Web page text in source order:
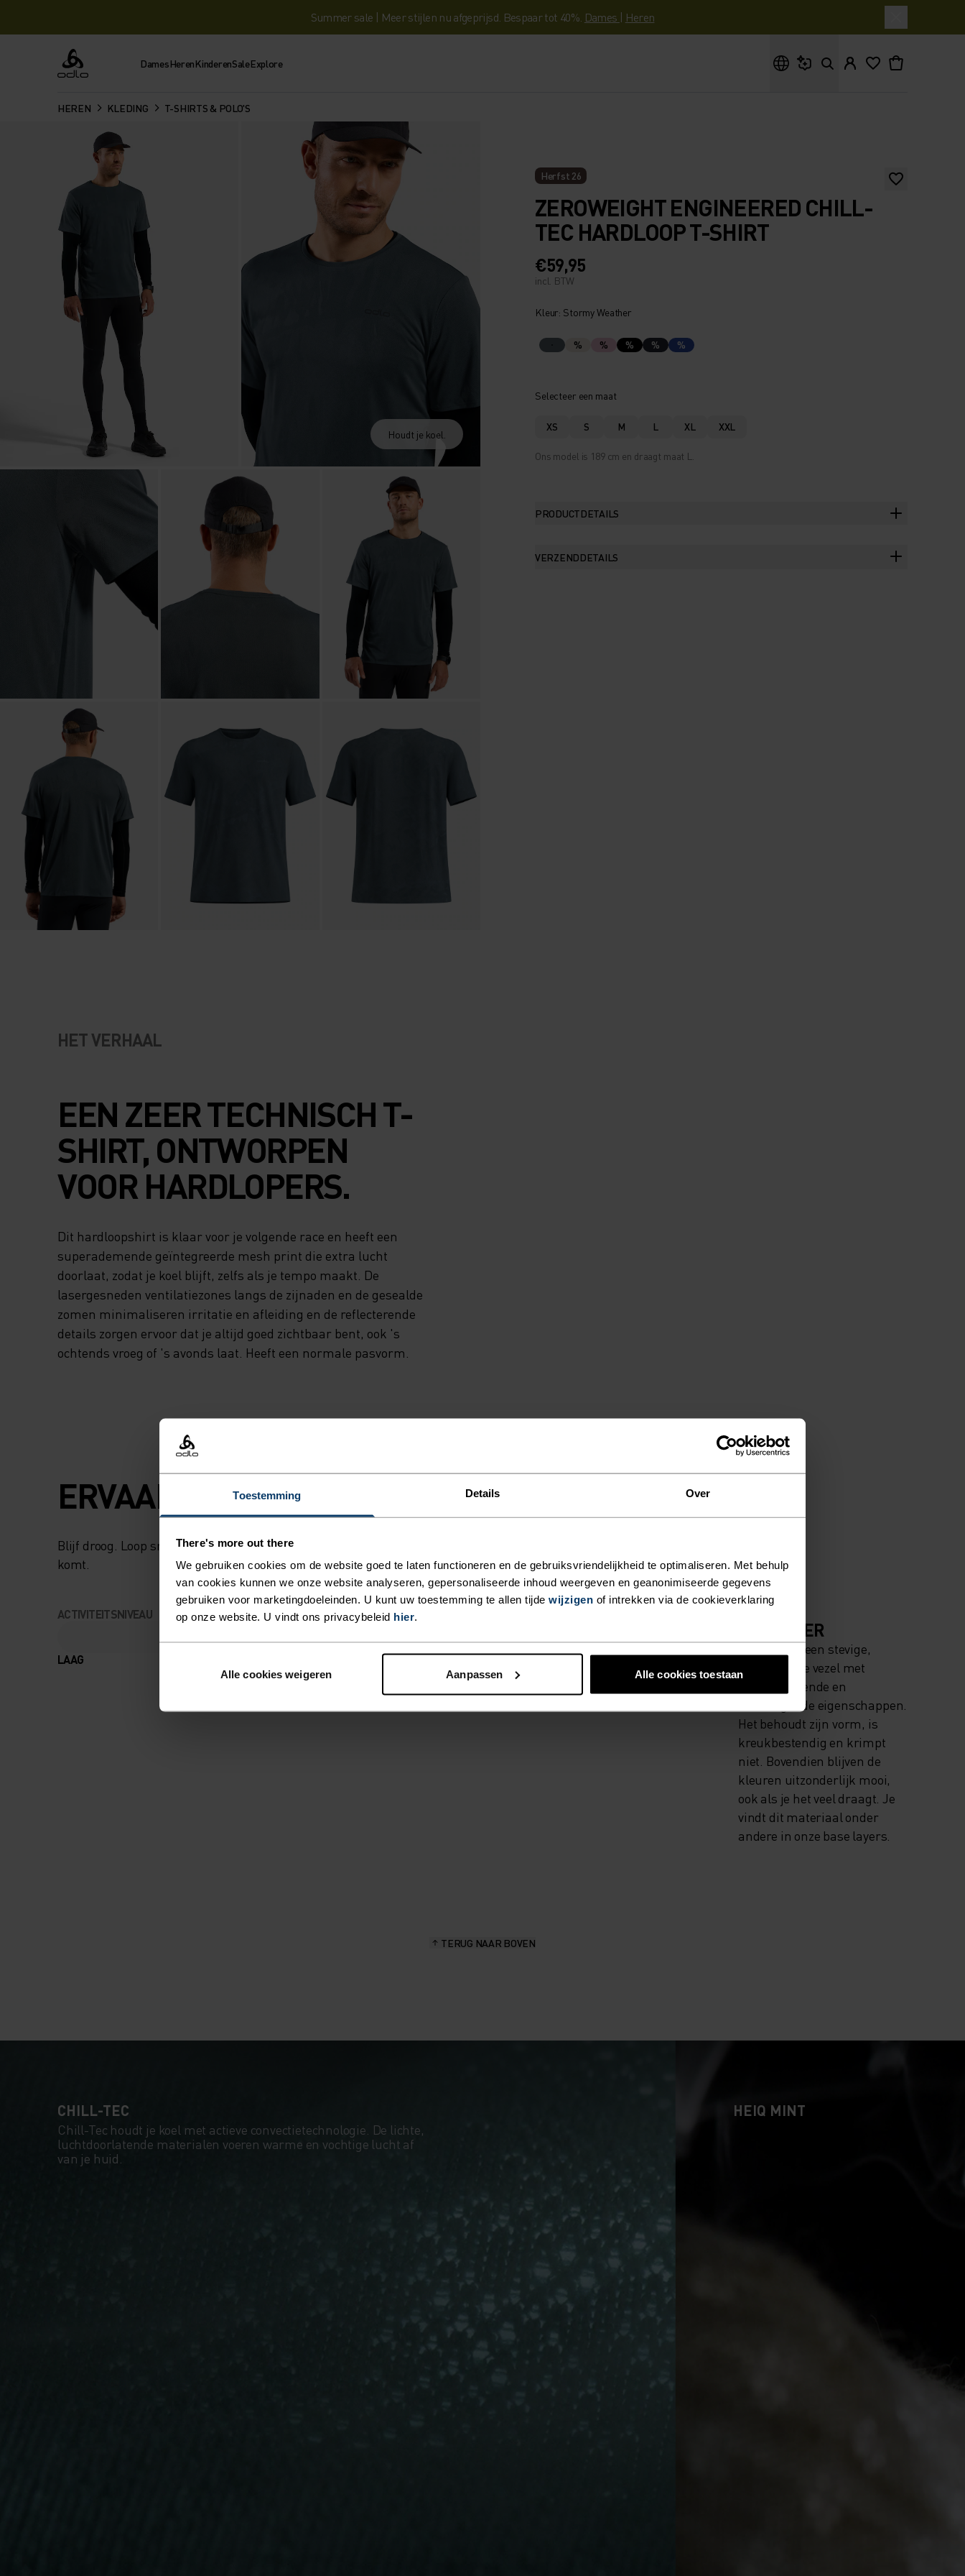
Toestemming Details Over
There's more out there
We gebruiken cookies om de website goed te laten functioneren en de gebruiksvriendelijkheid te optimaliseren. Met behulp
van cookies kunnen we onze website analyseren, gepersonaliseerde inhoud weergeven en geanonimiseerde gegevens
gebruiken voor marketingdoeleinden. U kunt uw toestemming te allen tijde wijzigen of intrekken via de cookieverklaring
op onze website. U vindt ons privacybeleid hier.
Alle cookies weigeren Aanpassen Alle cookies toestaan
Summer sale | Meer stijlen nu afgeprijsd. Bespaar tot 40%. Dames | Heren
Odlo DamesHerenKinderenSaleExplore
HEREN KLEDING T-SHIRTS & POLO'S
Houdt je koel.
Herfst 26
ZEROWEIGHT ENGINEERED CHILL-
TEC HARDLOOP T-SHIRT
€59,95
incl. BTW
Kleur: Stormy Weather
% % % % %
Selecteer een maat
XS S M L XL XXL
Ons model is 189 cm en draagt maat L.
PRODUCTDETAILS
VERZENDDETAILS
HET VERHAAL
EEN ZEER TECHNISCH T-
SHIRT, ONTWORPEN
VOOR HARDLOPERS.
Dit hardloopshirt is klaar voor je volgende race en heeft een
superademende geïntegreerde mesh print die extra lucht
doorlaat, zodat je koel blijft, zelfs als je tempo maakt. De
lasergesneden ventilatiezones langs de zijnaden en de gesealde
zomen minimaliseren irritatie en afleiding en de reflecterende
details zorgen ervoor dat je altijd goed zichtbaar bent, ook 's
ochtends vroeg of 's avonds laat. Heeft een normale pasvorm.
ERVAAR DE SNELHEID VAN LICHT
Blijf droog. Loop sneller. Performance hardloopkleding waarin je verder
komt.
ACTIVITEITSNIVEAU
LAAG HOOG
INTENSITEIT
Training - Hardlopen
POLYESTER
Polyester is een stevige,
synthetische vezel met
vochtafvoerende en
sneldrogende eigenschappen.
Het behoudt zijn vorm, is
kreukbestendig en krimpt
niet. Bovendien blijven de
kleuren uitzonderlijk mooi,
ook als je het veel draagt. Je
vindt dit materiaal onder
andere in onze base layers.
TERUG NAAR BOVEN
CHILL-TEC
Chill-Tec houdt je koel met actieve convectietechnologie. De lichte,
luchtdoorlatende materialen voeren warme en vochtige lucht af
van je huid.
HEIQ MINT